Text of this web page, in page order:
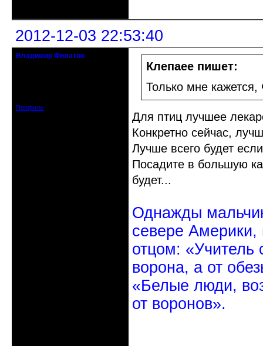
2012-12-03 22:53:40
Владимир Филатов
Профиль
Клепаee пишет:
Только мне
Для птиц лучшее
Конкретно сейчас,
Лучше всего будет
Посадите в большую
будет...
Однажды
севере
отцом: «Учитель
ворона, а от
«Белые люди,
от воронов».